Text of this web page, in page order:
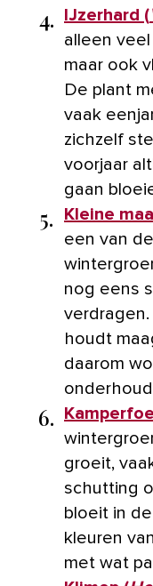
4. IJzerhard (
alleen
maar ook
De plant
vaak
zichzelf
voorjaar
gaan
5. Kleine
een van
nog eens
houdt
daarom
6.
groeit,
schutting
bloeit in
kleuren
met wat